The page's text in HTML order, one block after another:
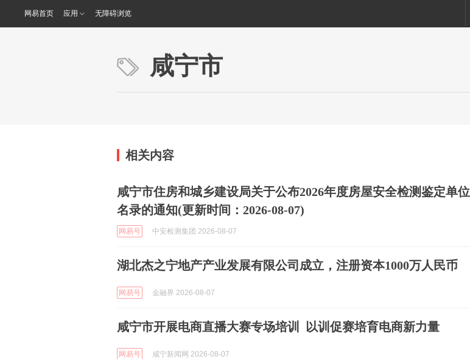
网易首页 应用 无障碍浏览
咸宁市
相关内容
咸宁市住房和城乡建设局关于公布2026年度房屋安全检测鉴定单位
名录的通知(更新时间：2026-08-07)
网易号 中安检测集团 2026-08-07
湖北杰之宁地产产业发展有限公司成立，注册资本1000万人民币
网易号 金融界 2026-08-07
咸宁市开展电商直播大赛专场培训 以训促赛培育电商新力量
网易号 咸宁新闻网 2026-08-07